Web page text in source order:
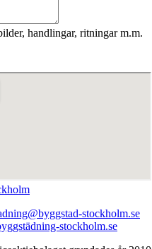
handlingar, ritningar m.m.
stockholm.se
stockholm.se